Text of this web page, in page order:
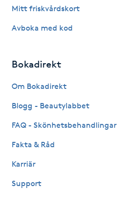
Hudvård
Hyaluronsyra
Hypnos
Mitt friskvårdskort
Avboka med kod
Bokadirekt
Om Bokadirekt
Blogg - Beautylabbet
FAQ - Skönhetsbehandlingar
Fakta & Råd
Karriär
Support